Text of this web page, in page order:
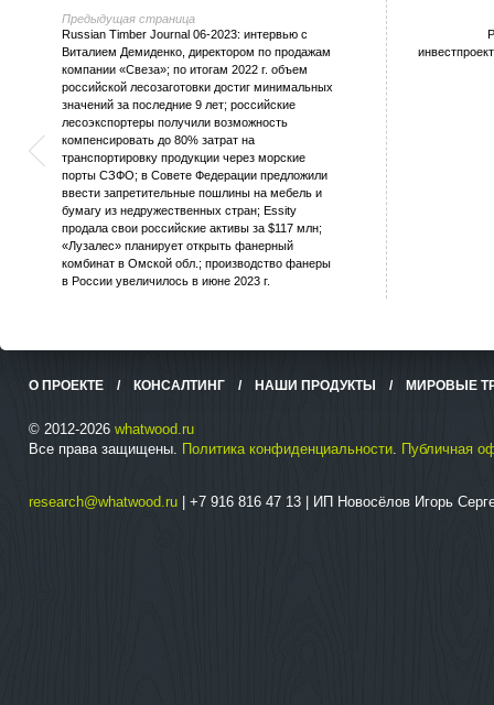
Предыдущая страница
Russian Timber Journal 06-2023: интервью с
Виталием Демиденко, директором по продажам
компании «Свеза»; по итогам 2022 г. объем
российской лесозаготовки достиг минимальных
значений за последние 9 лет; российские
лесоэкспортеры получили возможность
компенсировать до 80% затрат на
транспортировку продукции через морские
порты СЗФО; в Совете Федерации предложили
ввести запретительные пошлины на мебель и
бумагу из недружественных стран; Essity
продала свои российские активы за $117 млн;
«Лузалес» планирует открыть фанерный
комбинат в Омской обл.; производство фанеры
в России увеличилось в июне 2023 г.
О ПРОЕКТЕ / КОНСАЛТИНГ / НАШИ ПРОДУКТЫ / МИРОВЫЕ
© 2012-2026 whatwood.ru
Все права защищены. Политика конфиденциальности. Публичная
research@whatwood.ru | +7 916 816 47 13 | ИП Новосёлов Игорь